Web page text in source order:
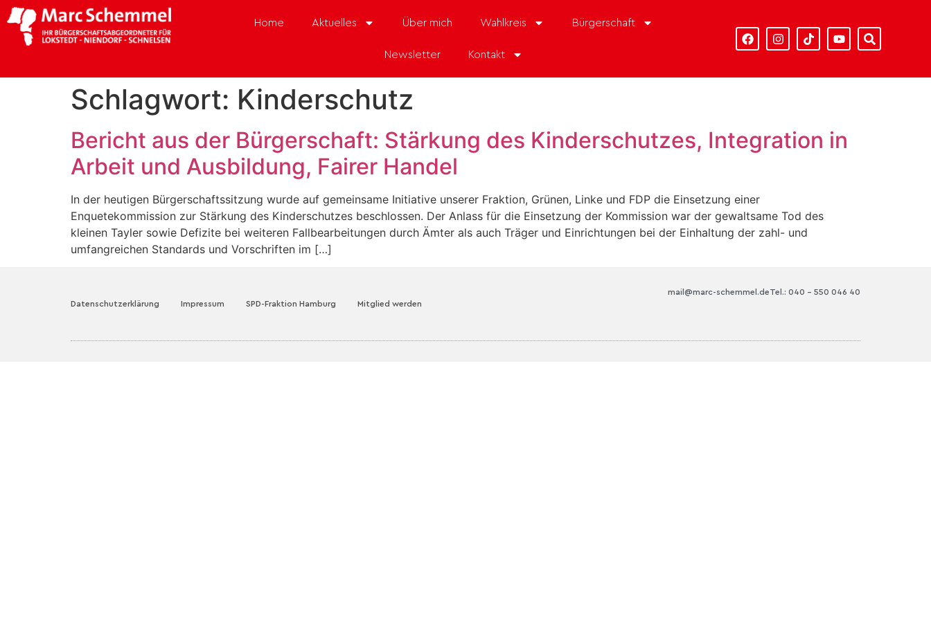
Home Aktuelles Über mich Wahlkreis Bürgerschaft
Newsletter Kontakt
Schlagwort: Kinderschutz
Bericht aus der Bürgerschaft: Stärkung des Kinderschutzes, Integration in
Arbeit und Ausbildung, Fairer Handel
In der heutigen Bürgerschaftssitzung wurde auf gemeinsame Initiative unserer Fraktion, Grünen, Linke und FDP die Einsetzung einer
Enquetekommission zur Stärkung des Kinderschutzes beschlossen. Der Anlass für die Einsetzung der Kommission war der gewaltsame Tod des
kleinen Tayler sowie Defizite bei weiteren Fallbearbeitungen durch Ämter als auch Träger und Einrichtungen bei der Einhaltung der zahl- und
umfangreichen Standards und Vorschriften im […]
Datenschutzerklärung Impressum SPD-Fraktion Hamburg Mitglied werden
Tel.: 040 – 550 046 40
mail@marc-schemmel.de